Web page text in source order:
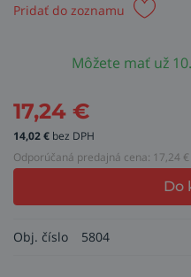
Pridať do zoznamu
Môžete mať už
17,24 €
14,02€ bez DPH
Odporúčaná predajná cena: 17,24
Do
Obj. číslo 5804